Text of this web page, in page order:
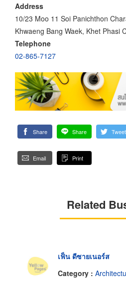
Address
10/23 Moo 11 Soi Panichthon
Khwaeng Bang Waek, Khet Phasi
Telephone
02-865-7127
Share Share Tweet
Email Print
Related
เฟ็น ดีซายเนอร์ส
Category :